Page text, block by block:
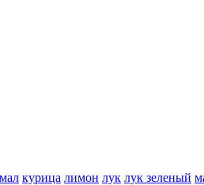
курица лимон лук лук зеленый